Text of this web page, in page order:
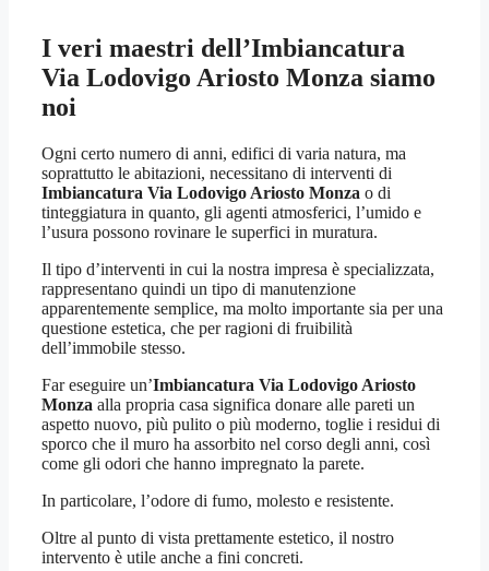
I veri maestri dell’Imbiancatura
Via Lodovigo Ariosto Monza siamo
noi
Ogni certo numero di anni, edifici di varia natura, ma
soprattutto le abitazioni, necessitano di interventi di
Imbiancatura Via Lodovigo Ariosto Monza o di
tinteggiatura in quanto, gli agenti atmosferici, l’umido e
l’usura possono rovinare le superfici in muratura.
Il tipo d’interventi in cui la nostra impresa è specializzata,
rappresentano quindi un tipo di manutenzione
apparentemente semplice, ma molto importante sia per una
questione estetica, che per ragioni di fruibilità
dell’immobile stesso.
Far eseguire un’Imbiancatura Via Lodovigo Ariosto
Monza alla propria casa significa donare alle pareti un
aspetto nuovo, più pulito o più moderno, toglie i residui di
sporco che il muro ha assorbito nel corso degli anni, così
come gli odori che hanno impregnato la parete.
In particolare, l’odore di fumo, molesto e resistente.
Oltre al punto di vista prettamente estetico, il nostro
intervento è utile anche a fini concreti.